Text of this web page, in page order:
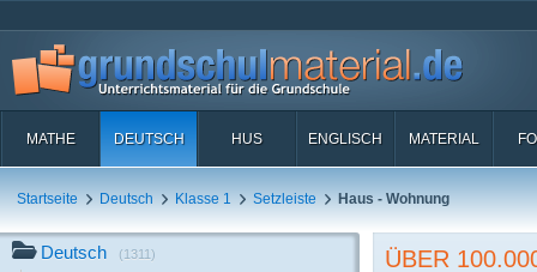
MATHE DEUTSCH HUS ENGLISCH MATERIAL
Startseite Deutsch Klasse 1 Setzleiste Haus - Wohnung
Deutsch (1311) ÜBER